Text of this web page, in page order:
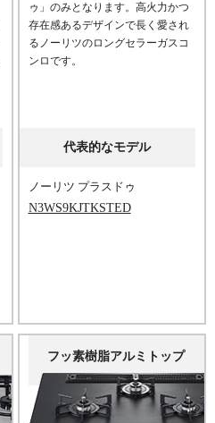
ゥ」のみとなります。高火力かつ
存在感あるデザインで長く愛され
るノーリツのロングセラーガスコ
ンロです。
代表的なモデル
ノーリツ プラスドゥ
N3WS9KJTKSTED
フッ素樹脂アルミトップ